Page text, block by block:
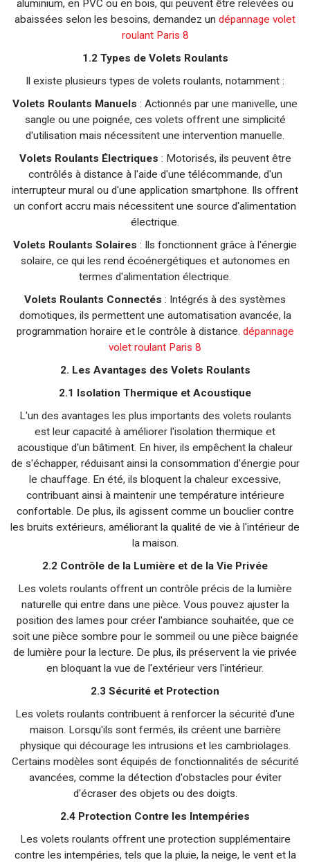
aluminium, en PVC ou en bois, qui peuvent être relevées ou
abaissées selon les besoins, demandez un dépannage volet
roulant Paris 8
1.2 Types de Volets Roulants
Il existe plusieurs types de volets roulants, notamment :
Volets Roulants Manuels : Actionnés par une manivelle, une
sangle ou une poignée, ces volets offrent une simplicité
d'utilisation mais nécessitent une intervention manuelle.
Volets Roulants Électriques : Motorisés, ils peuvent être
contrôlés à distance à l'aide d'une télécommande, d'un
interrupteur mural ou d'une application smartphone. Ils offrent
un confort accru mais nécessitent une source d'alimentation
électrique.
Volets Roulants Solaires : Ils fonctionnent grâce à l'énergie
solaire, ce qui les rend écoénergétiques et autonomes en
termes d'alimentation électrique.
Volets Roulants Connectés : Intégrés à des systèmes
domotiques, ils permettent une automatisation avancée, la
programmation horaire et le contrôle à distance. dépannage
volet roulant Paris 8
2. Les Avantages des Volets Roulants
2.1 Isolation Thermique et Acoustique
L'un des avantages les plus importants des volets roulants
est leur capacité à améliorer l'isolation thermique et
acoustique d'un bâtiment. En hiver, ils empêchent la chaleur
de s'échapper, réduisant ainsi la consommation d'énergie pour
le chauffage. En été, ils bloquent la chaleur excessive,
contribuant ainsi à maintenir une température intérieure
confortable. De plus, ils agissent comme un bouclier contre
les bruits extérieurs, améliorant la qualité de vie à l'intérieur de
la maison.
2.2 Contrôle de la Lumière et de la Vie Privée
Les volets roulants offrent un contrôle précis de la lumière
naturelle qui entre dans une pièce. Vous pouvez ajuster la
position des lames pour créer l'ambiance souhaitée, que ce
soit une pièce sombre pour le sommeil ou une pièce baignée
de lumière pour la lecture. De plus, ils préservent la vie privée
en bloquant la vue de l'extérieur vers l'intérieur.
2.3 Sécurité et Protection
Les volets roulants contribuent à renforcer la sécurité d'une
maison. Lorsqu'ils sont fermés, ils créent une barrière
physique qui décourage les intrusions et les cambriolages.
Certains modèles sont équipés de fonctionnalités de sécurité
avancées, comme la détection d'obstacles pour éviter
d'écraser des objets ou des doigts.
2.4 Protection Contre les Intempéries
Les volets roulants offrent une protection supplémentaire
contre les intempéries, tels que la pluie, la neige, le vent et la